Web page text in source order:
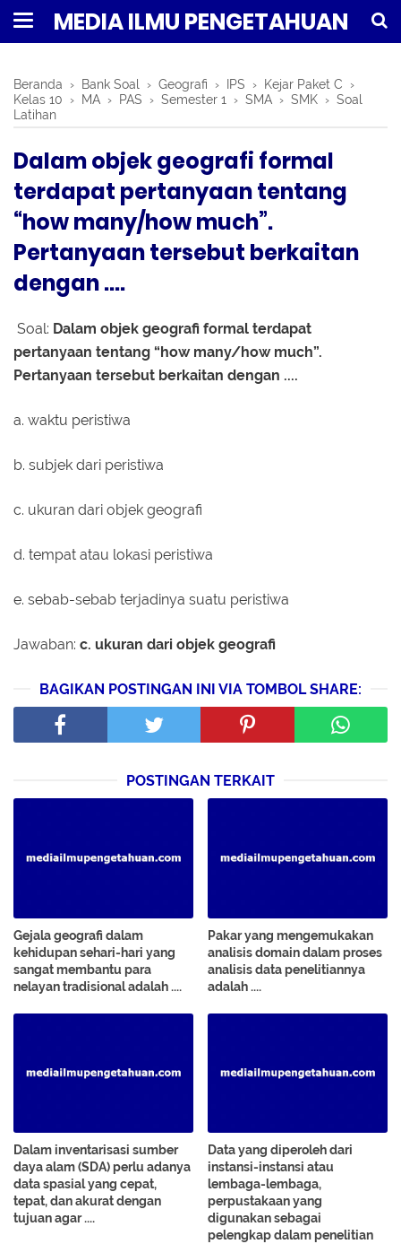
MEDIA ILMU PENGETAHUAN
Beranda › Bank Soal › Geografi › IPS › Kejar Paket C ›
Kelas 10 › MA › PAS › Semester 1 › SMA › SMK › Soal
Latihan
Dalam objek geografi formal
terdapat pertanyaan tentang
“how many/how much”.
Pertanyaan tersebut berkaitan
dengan ....
Soal: Dalam objek geografi formal terdapat
pertanyaan tentang “how many/how much”.
Pertanyaan tersebut berkaitan dengan ....
a. waktu peristiwa
b. subjek dari peristiwa
c. ukuran dari objek geografi
d. tempat atau lokasi peristiwa
e. sebab-sebab terjadinya suatu peristiwa
Jawaban: c. ukuran dari objek geografi
BAGIKAN POSTINGAN INI VIA TOMBOL SHARE:
POSTINGAN TERKAIT
Gejala geografi dalam
kehidupan sehari-hari yang
sangat membantu para
nelayan tradisional adalah ....
Pakar yang mengemukakan
analisis domain dalam proses
analisis data penelitiannya
adalah ....
Dalam inventarisasi sumber
daya alam (SDA) perlu adanya
data spasial yang cepat,
tepat, dan akurat dengan
tujuan agar ....
Data yang diperoleh dari
instansi-instansi atau
lembaga-lembaga,
perpustakaan yang
digunakan sebagai
pelengkap dalam penelitian